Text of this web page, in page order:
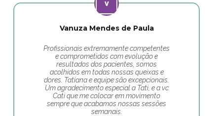
Vanuza Mendes de Paula
Profissionais extremamente competentes
e comprometidos com evolução e
resultados dos pacientes, somos
acolhidos em todas nossas queixas e
dores. Tatiana e equipe são excepcionais.
Um agradecimento especial a Tati, e a vc
Cati que me colocar em movimento
sempre que acabamos nossas sessões
semanais.